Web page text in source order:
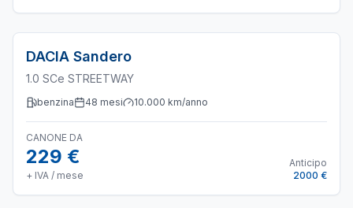
DACIA Sandero
1.0 SCe STREETWAY
benzina 48 mesi 10.000 km/anno
CANONE DA
229 €
+ IVA / mese
Anticipo
2000 €